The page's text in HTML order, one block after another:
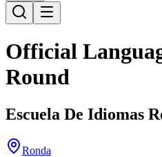
Official
Round
Escuela De Idiomas
Ronda